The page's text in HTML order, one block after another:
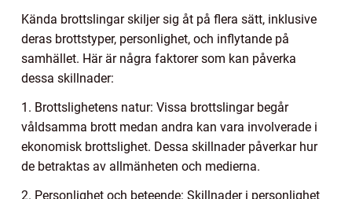
Kända brottslingar skiljer sig åt på flera sätt, inklusive
deras brottstyper, personlighet, och inflytande på
samhället. Här är några faktorer som kan påverka
dessa skillnader:
1. Brottslighetens natur: Vissa brottslingar begår
våldsamma brott medan andra kan vara involverade i
ekonomisk brottslighet. Dessa skillnader påverkar hur
de betraktas av allmänheten och medierna.
2. Personlighet och beteende: Skillnader i personlighet